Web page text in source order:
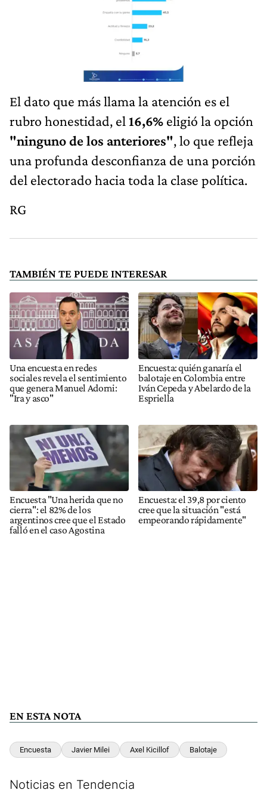
El dato que más llama la atención es el
rubro honestidad, el16,6% eligió la opción
"ninguno de los anteriores", lo que refleja
una profunda desconfianza de una porción
del electorado hacia toda la clase política.
RG
TAMBIÉN TE PUEDE INTERESAR
Una encuesta en redes
sociales revela el sentimiento
que genera Manuel Adorni:
"Ira y asco"
Encuesta: quién ganaría el
balotaje en Colombia entre
Iván Cepeda y Abelardo de la
Espriella
Encuesta "Una herida que no
cierra": el 82% de los
argentinos cree que el Estado
falló en el caso Agostina
Encuesta: el 39,8 por ciento
cree que la situación "está
empeorando rápidamente"
EN ESTA NOTA
Encuesta Javier Milei Axel Kicillof Balotaje
Noticias en Tendencia